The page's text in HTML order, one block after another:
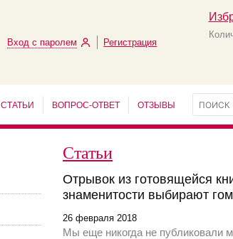
Вход с паролем Регистрация
СТАТЬИ ВОПРОС-ОТВЕТ ОТЗЫВЫ
Статьи
Отрывок из готовящейся
знаменитости выбирают
26 февраля 2018
Мы еще никогда не публиковали